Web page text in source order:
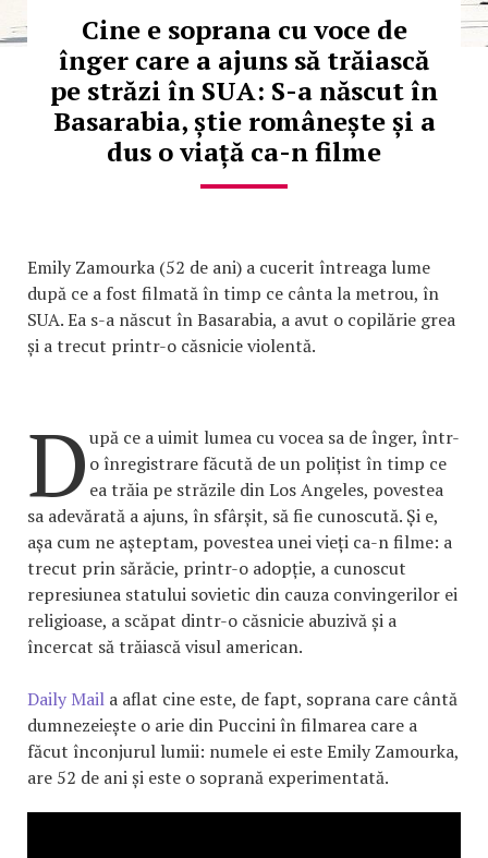
Cine e soprana cu voce de
înger care a ajuns să trăiască
pe străzi în SUA: S-a născut în
Basarabia, știe românește și a
dus o viață ca-n filme
Emily Zamourka (52 de ani) a cucerit întreaga lume
după ce a fost filmată în timp ce cânta la metrou, în
SUA. Ea s-a născut în Basarabia, a avut o copilărie grea
și a trecut printr-o căsnicie violentă.
După ce a uimit lumea cu vocea sa de înger, într-
o înregistrare făcută de un polițist în timp ce
ea trăia pe străzile din Los Angeles, povestea
sa adevărată a ajuns, în sfârșit, să fie cunoscută. Și e,
așa cum ne așteptam, povestea unei vieți ca-n filme: a
trecut prin sărăcie, printr-o adopție, a cunoscut
represiunea statului sovietic din cauza convingerilor ei
religioase, a scăpat dintr-o căsnicie abuzivă și a
încercat să trăiască visul american.
Daily Mail a aflat cine este, de fapt, soprana care cântă
dumnezeiește o arie din Puccini în filmarea care a
făcut înconjurul lumii: numele ei este Emily Zamourka,
are 52 de ani și este o soprană experimentată.